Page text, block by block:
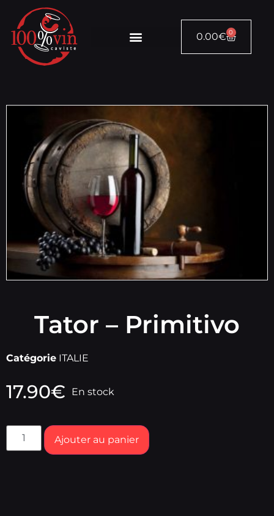
0.00€ 0
Tator – Primitivo
Catégorie ITALIE
17.90€ En stock
Ajouter au panier